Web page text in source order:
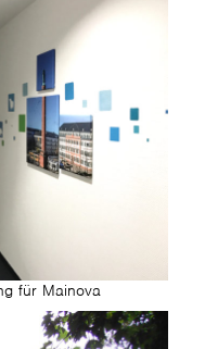
für Mainova